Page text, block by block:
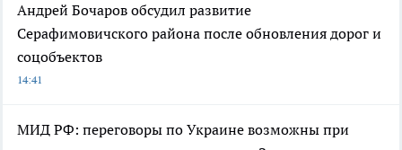
Андрей Бочаров обсудил развитие
Серафимовичского района после обновления дорог и
соцобъектов
14:41
МИД РФ: переговоры по Украине возможны при